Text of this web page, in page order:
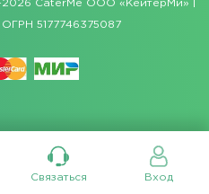
Связаться Вход
CaterMe ООО «КейтерМи» |
5177746375087